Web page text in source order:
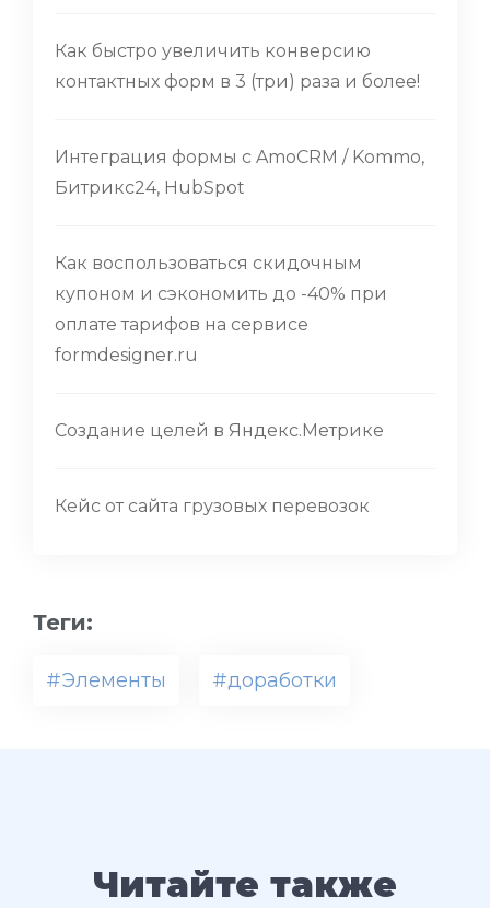
Как быстро увеличить конверсию
контактных форм в 3 (три) раза и более!
Интеграция формы с AmoCRM / Kommo,
Битрикс24, HubSpot
Как воспользоваться скидочным
купоном и сэкономить до -40% при
оплате тарифов на сервисе
formdesigner.ru
Создание целей в Яндекс.Метрике
Кейс от сайта грузовых перевозок
Теги:
#Элементы #доработки
Читайте также